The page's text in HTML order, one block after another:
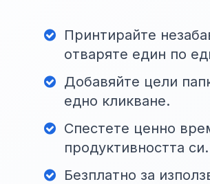
Принтирайте
отваряте един по
Добавяйте цели
едно кликване.
Спестете ценно
продуктивността си.
Безплатно за